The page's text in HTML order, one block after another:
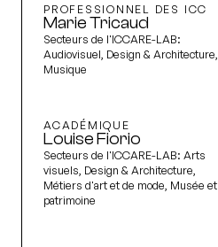
PROFESSIONNEL DES ICC
Marie Tricaud
Secteurs de l'ICCARE-LAB:
Audiovisuel, Design & Architecture,
Musique
ACADÉMIQUE
Louise Fiorio
Secteurs de l'ICCARE-LAB: Arts
visuels, Design & Architecture,
Métiers d'art et de mode, Musée et
patrimoine